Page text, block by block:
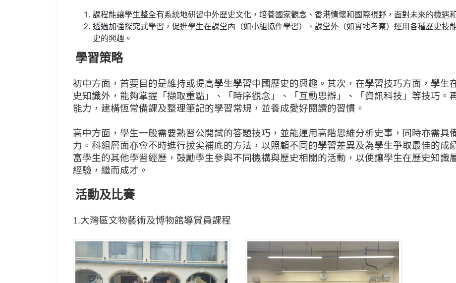
課程能讓學生整全有系統地研習中外歷史文化，培養國家觀念、香港情懷和國際視野，面對未來的機遇
透過加強探究式學習，促進學生在課堂內（如小組協作學習）、課堂外（如實地考察）運用各種歷史技
史的興趣。
學習策略
初中方面，首要目的是維持或提高學生學習中國歷史的興趣。其次，在學習技巧方面，學生
史知識外，能夠掌握「擷取重點」、「時序觀念」、「互動思辯」、「資訊科技」等技巧。
能力，建構恆常備課及整理筆記的學習常規，並養成愛好閱讀的習慣。
高中方面，學生一般需要熟習公開試的答題技巧，並能運用高階思維分析史事，同時亦需具
力。科組層面亦會不時進行拔尖補底的方法，以照顧不同的學習差異及為學生爭取最佳的成
富學生的其他學習經歷，鼓勵學生參與不同機構與歷史相關的活動，以便讓學生在歷史知識
經驗，繼而成才。
活動及比賽
1.大灣區文物藝術及博物館導賞員課程